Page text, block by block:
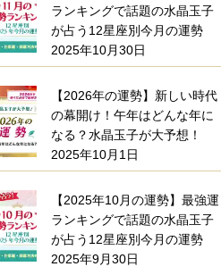
ランキングで話題の水晶玉子
が占う12星座別今月の運勢
2025年10月30日
【2026年の運勢】新しい時代
の幕開け！午年はどんな年に
なる？水晶玉子が大予想！
2025年10月1日
【2025年10月の運勢】最強運
ランキングで話題の水晶玉子
が占う12星座別今月の運勢
2025年9月30日